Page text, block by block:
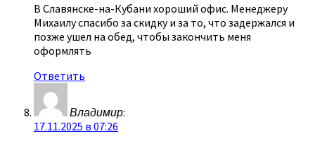
В Славянске-на-Кубани хороший офис. Менеджеру
Михаилу спасибо за скидку и за то, что задержался и
позже ушел на обед, чтобы закончить меня
оформлять
Ответить
Владимир:
17.11.2025 в 07:26